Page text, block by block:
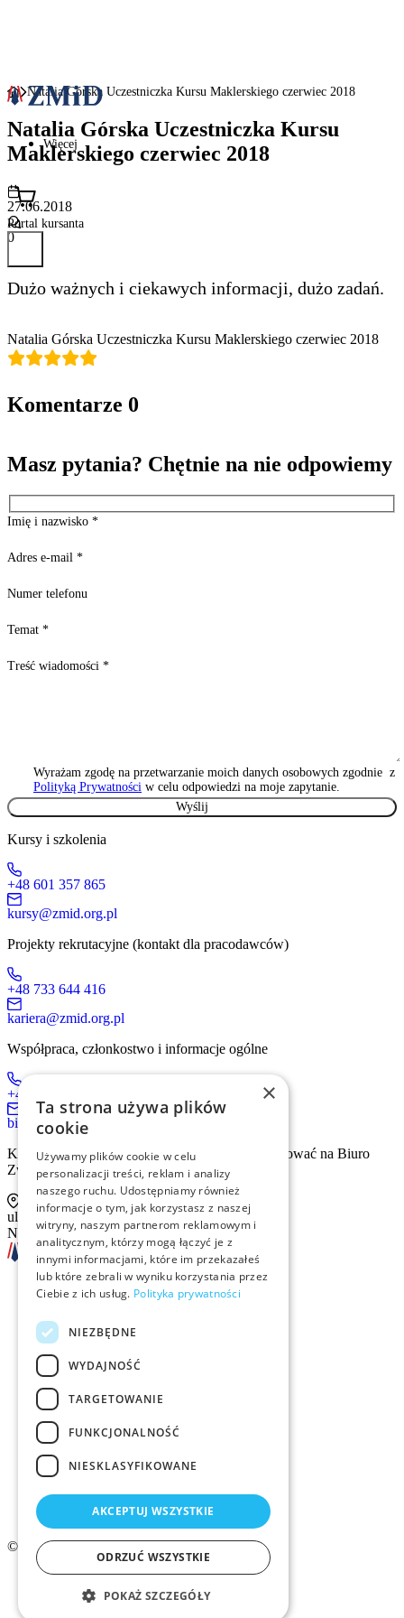
Więcej
Portal kursanta
Natalia Górska Uczestniczka Kursu Maklerskiego czerwiec 2018
Natalia Górska Uczestniczka Kursu
Maklerskiego czerwiec 2018
27.06.2018
0
Dużo ważnych i ciekawych informacji, dużo zadań.
Natalia Górska Uczestniczka Kursu Maklerskiego czerwiec 2018
Komentarze 0
Masz pytania? Chętnie na nie odpowiemy
Imię i nazwisko *
Adres e-mail *
Numer telefonu
Temat *
Treść wiadomości *
Wyrażam zgodę na przetwarzanie moich danych osobowych zgodnie z
Polityką Prywatności w celu odpowiedzi na moje zapytanie.
Kursy i szkolenia
+48 601 357 865
kursy@zmid.org.pl
Projekty rekrutacyjne (kontakt dla pracodawców)
+48 733 644 416
kariera@zmid.org.pl
Współpraca, członkostwo i informacje ogólne
+48 519 536 405
biuro@zmid.org.pl
Kontakt tradycyjną drogą pocztową prosimy kierować na Biuro
Związku:
ul. Sienna 93 lok. 2, 00-815 Warszawa
NIP: 526-13-30-874
Szkolenia
Rekrutacja
Członkostwo
Kontakt
© 2026 ZMiD.org.pl
Regulamin
Polityka prywatności ZMID
×
Ta strona używa plików
cookie
Używamy plików cookie w celu
personalizacji treści, reklam i analizy
naszego ruchu. Udostępniamy również
informacje o tym, jak korzystasz z naszej
witryny, naszym partnerom reklamowym i
analitycznym, którzy mogą łączyć je z
innymi informacjami, które im przekazałeś
lub które zebrali w wyniku korzystania przez
Ciebie z ich usług. Polityka prywatności
NIEZBĘDNE
WYDAJNOŚĆ
TARGETOWANIE
FUNKCJONALNOŚĆ
NIESKLASYFIKOWANE
AKCEPTUJ WSZYSTKIE
ODRZUĆ WSZYSTKIE
POKAŻ SZCZEGÓŁY